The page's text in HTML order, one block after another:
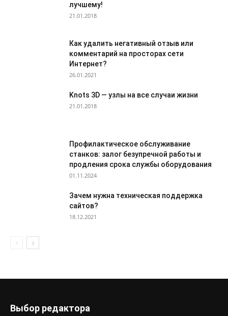
лучшему!
21.01.2018
Как удалить негативный отзыв или
комментарий на просторах сети
Интернет?
26.01.2021
Knots 3D — узлы на все случаи жизни
21.01.2018
Профилактическое обслуживание
станков: залог безупречной работы и
продления срока службы оборудования
01.11.2024
Зачем нужна техническая поддержка
сайтов?
18.12.2021
Выбор редактора